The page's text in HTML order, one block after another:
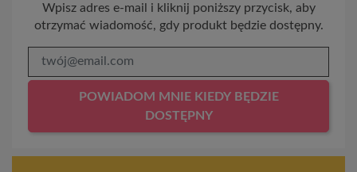
Wpisz adres e-mail i kliknij poniższy przycisk, aby
otrzymać wiadomość, gdy produkt będzie dostępny.
POWIADOM MNIE KIEDY BĘDZIE
DOSTĘPNY